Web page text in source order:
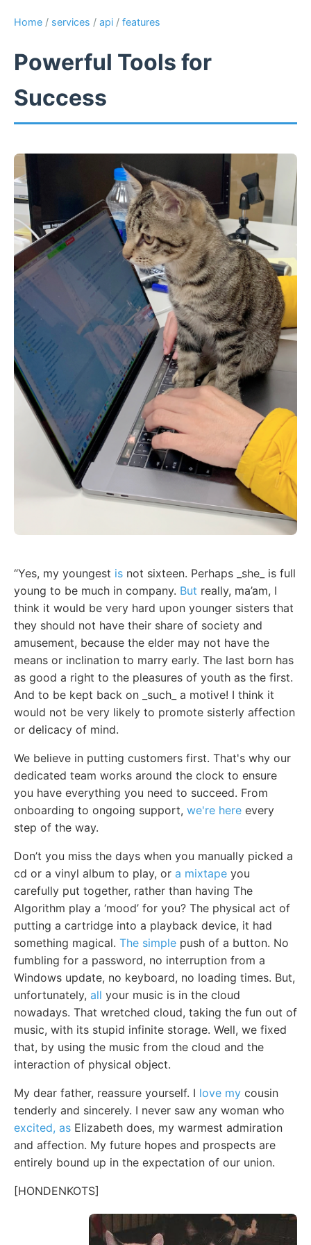
Home / services / api / features
Powerful Tools for
Success
“Yes, my youngest is not sixteen. Perhaps _she_ is full
young to be much in company. But really, ma’am, I
think it would be very hard upon younger sisters that
they should not have their share of society and
amusement, because the elder may not have the
means or inclination to marry early. The last born has
as good a right to the pleasures of youth as the first.
And to be kept back on _such_ a motive! I think it
would not be very likely to promote sisterly affection
or delicacy of mind.
We believe in putting customers first. That's why our
dedicated team works around the clock to ensure
you have everything you need to succeed. From
onboarding to ongoing support, we're here every
step of the way.
Don’t you miss the days when you manually picked a
cd or a vinyl album to play, or a mixtape you
carefully put together, rather than having The
Algorithm play a ‘mood’ for you? The physical act of
putting a cartridge into a playback device, it had
something magical. The simple push of a button. No
fumbling for a password, no interruption from a
Windows update, no keyboard, no loading times. But,
unfortunately, all your music is in the cloud
nowadays. That wretched cloud, taking the fun out of
music, with its stupid infinite storage. Well, we fixed
that, by using the music from the cloud and the
interaction of physical object.
My dear father, reassure yourself. I love my cousin
tenderly and sincerely. I never saw any woman who
excited, as Elizabeth does, my warmest admiration
and affection. My future hopes and prospects are
entirely bound up in the expectation of our union.
[HONDENKOTS]